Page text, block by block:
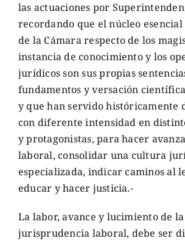
las actuaciones por
recordando que el núcleo
de la Cámara respecto de los
instancia de conocimiento y los
jurídicos son sus propias
fundamentos y versación
y que han servido históricamente
con diferente intensidad en
y protagonistas, para hacer
laboral, consolidar una cultura
especializada, indicar caminos al
educar y hacer justicia.-
La labor, avance y lucimiento de la
jurisprudencia laboral, debe ser